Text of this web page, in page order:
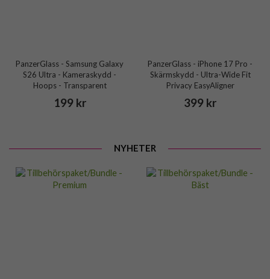
PanzerGlass - Samsung Galaxy
S26 Ultra - Kameraskydd -
Hoops - Transparent
199 kr
PanzerGlass - iPhone 17 Pro -
Skärmskydd - Ultra-Wide Fit
Privacy EasyAligner
399 kr
NYHETER